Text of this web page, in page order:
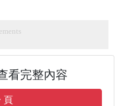
看完整內容
頁